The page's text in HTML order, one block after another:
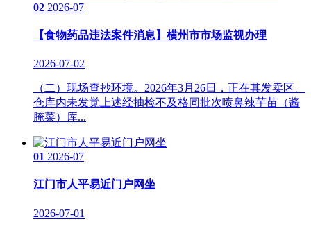
02 2026-07
【食物药品违法案件消息】横州市市场监视办理
2026-07-02
（二）现场查抄环境。2026年3月26日，正在其发卖区、
仓库内未发觉上述经抽检不及格同批次喷鼻辣芋苗（酱
腌菜）库...
01 2026-07
江门市人平易近门户网坐
2026-07-01